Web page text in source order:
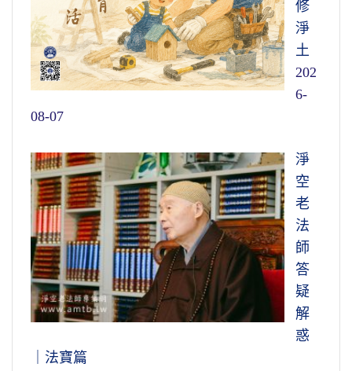
修
淨
土
202
6-
08-07
淨
空
老
法
師
答
疑
解
惑
｜法寶篇